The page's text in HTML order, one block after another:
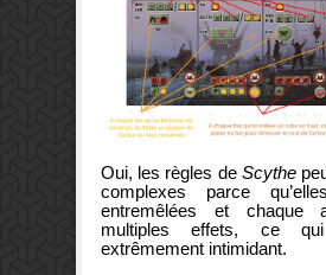
Oui, les règles de Scythe
complexes parce
entremêlées et chaque
multiples effets, ce
extrêmement intimidant.